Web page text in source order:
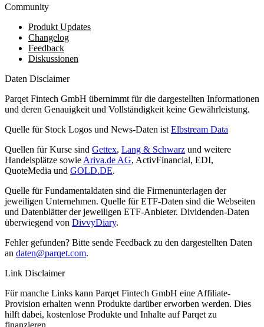
Community
Produkt Updates
Changelog
Feedback
Diskussionen
Daten Disclaimer
Parqet Fintech GmbH übernimmt für die dargestellten Informationen
und deren Genauigkeit und Vollständigkeit keine Gewährleistung.
Quelle für Stock Logos und News-Daten ist Elbstream Data
Quellen für Kurse sind Gettex, Lang & Schwarz und weitere
Handelsplätze sowie Ariva.de AG, ActivFinancial, EDI,
QuoteMedia und GOLD.DE.
Quelle für Fundamentaldaten sind die Firmenunterlagen der
jeweiligen Unternehmen. Quelle für ETF-Daten sind die Webseiten
und Datenblätter der jeweiligen ETF-Anbieter. Dividenden-Daten
überwiegend von DivvyDiary.
Fehler gefunden? Bitte sende Feedback zu den dargestellten Daten
an daten@parqet.com.
Link Disclaimer
Für manche Links kann Parqet Fintech GmbH eine Affiliate-
Provision erhalten wenn Produkte darüber erworben werden. Dies
hilft dabei, kostenlose Produkte und Inhalte auf Parqet zu
finanzieren.